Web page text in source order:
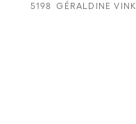
5198 GÉRALDINE VINK